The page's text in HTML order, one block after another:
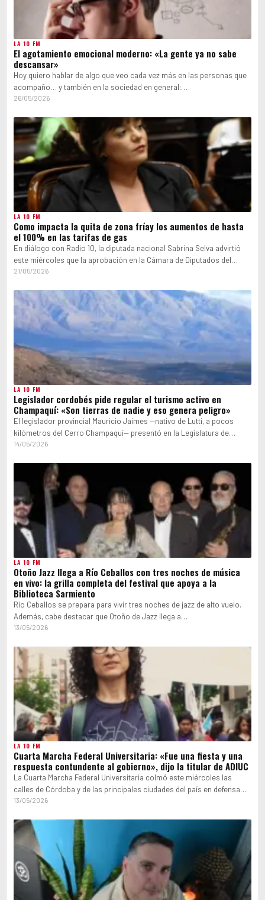
LA 10 FM
El agotamiento emocional moderno: «La gente ya no sabe
descansar»
Hoy quiero hablar de algo que veo cada vez más en las personas que
acompaño… y también en la sociedad en general:…
26/05/2026
LA 10 FM
Como impacta la quita de zona fríay los aumentos de hasta
el 100% en las tarifas de gas
En diálogo con Radio 10, la diputada nacional Sabrina Selva advirtió
este miércoles que la aprobación en la Cámara de Diputados del…
21/05/2026
LA 10 FM
Legislador cordobés pide regular el turismo activo en
Champaquí: «Son tierras de nadie y eso genera peligro»
El legislador provincial Mauricio Jaimes —nativo de Lutti, a pocos
kilómetros del Cerro Champaquí— presentó en la Legislatura de
Córdoba un paquete…
14/05/2026
LA 10 FM
Otoño Jazz llega a Río Ceballos con tres noches de música
en vivo: la grilla completa del festival que apoya a la
Biblioteca Sarmiento
Río Ceballos se prepara para vivir tres noches de jazz de alto vuelo.
Además, cabe destacar que Otoño de Jazz llega a…
13/05/2026
LA 10 FM
Cuarta Marcha Federal Universitaria: «Fue una fiesta y una
respuesta contundente al gobierno», dijo la titular de ADIUC
La Cuarta Marcha Federal Universitaria colmó este miércoles las
calles de Córdoba y de las principales ciudades del país en defensa
del…
13/05/2026